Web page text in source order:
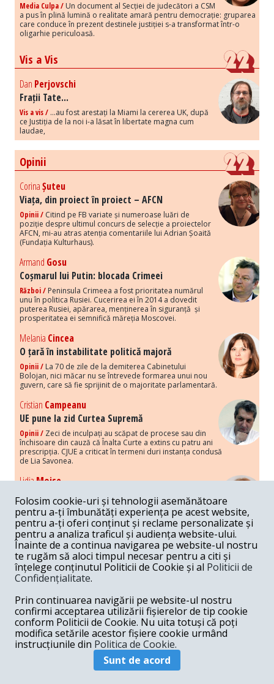
Media Culpa / Un document al Secției de judecători a CSM
a pus în plină lumină o realitate amară pentru democrație: gruparea
care conduce în prezent destinele justiției s-a transformat într-o
oligarhie periculoasă.
Vis a Vis
Dan Perjovschi
Frații Tate...
Vis a vis / ...au fost arestați la Miami la cererea UK, după
ce Justiția de la noi i-a lăsat în libertate magna cum
laudae,
Opinii
CorinaȘuteu
Viața, din proiect în proiect – AFCN
Opinii / Citind pe FB variate și numeroase luări de
poziție despre ultimul concurs de selecție a proiectelor
AFCN, mi-au atras atenția comentariile lui Adrian Șoaită
(Fundația Kulturhaus).
Armand Gosu
Coșmarul lui Putin: blocada Crimeei
Război / Peninsula Crimeea a fost prioritatea numărul
unu în politica Rusiei. Cucerirea ei în 2014 a dovedit
puterea Rusiei, apărarea, menținerea în siguranță și
prosperitatea ei semnifică măreția Moscovei.
Melania Cincea
O țară în instabilitate politică majoră
Opinii / La 70 de zile de la demiterea Cabinetului
Bolojan, nici măcar nu se întrevede formarea unui nou
guvern, care să fie sprijinit de o majoritate parlamentară.
Cristian Campeanu
UE pune la zid Curtea Supremă
Opinii / Zeci de inculpați au scăpat de procese sau din
închisoare din cauză că Înalta Curte a extins cu patru ani
prescripția. CJUE a criticat în termeni duri instanța condusă
de Lia Savonea.
LidiaMoise
Costurile economice ale haosului politic
Opinii / Economia nu poate rezista cu retorica falsă a
susținerii intereselor poporului, care, de fapt, ascunde
obsesia menținerii privilegiilor și a averilor unor caste.
Melania Cincea
Noi puseuri de xenofobie din partea românilor
„neaoși”
Periodic, în spațiul public sunt voci care lansează
mesaje xenofobe la adresa câte unui politician care deranjează un
anumit grup politico-mediatic, într-un anumit moment.
ArmandGosu
Unirea cu Moldova: modele istorice
Unirea cu Moldova depinde de intensitatea
amenințării haosului și anarhiei de dincolo de Nistru.
Folosim cookie-uri și tehnologii asemănătoare
pentru a-ți îmbunătăți experiența pe acest website,
pentru a-ți oferi conținut și reclame personalizate și
pentru a analiza traficul și audiența website-ului.
Înainte de a continua navigarea pe website-ul nostru
te rugăm să aloci timpul necesar pentru a citi și
înțelege conținutul Politicii de Cookie și al Politicii de
Confidențialitate.
Prin continuarea navigării pe website-ul nostru
confirmi acceptarea utilizării fișierelor de tip cookie
conform Politicii de Cookie. Nu uita totuși că poți
modifica setările acestor fișiere cookie urmând
instrucțiunile din Politica de Cookie.
Sunt de acord